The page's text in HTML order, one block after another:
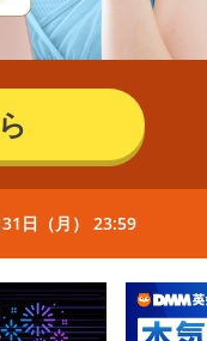
日（月） 23:59